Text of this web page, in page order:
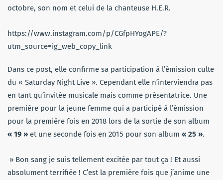
octobre, son nom et celui de la chanteuse H.E.R.
https://www.instagram.com/p/CGfpHYogAPE/?
utm_source=ig_web_copy_link
Dans ce post, elle confirme sa participation à l’émission culte
du « Saturday Night Live ». Cependant elle n’interviendra pas
en tant qu’invitée musicale mais comme présentatrice. Une
première pour la jeune femme qui a participé à l’émission
pour la première fois en 2018 lors de la sortie de son album
« 19 » et une seconde fois en 2015 pour son album « 25 ».
» Bon sang je suis tellement excitée par tout ça ! Et aussi
absolument terrifiée ! C’est la première fois que j’anime une